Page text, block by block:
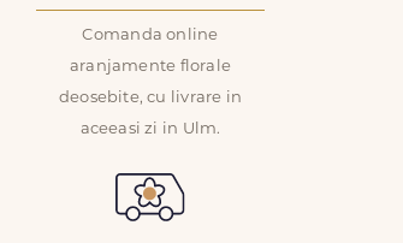
Comanda online
aranjamente florale
deosebite, cu livrare in
aceeasi zi in Ulm.